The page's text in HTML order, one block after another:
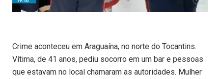
Crime aconteceu em Araguaína, no norte do Tocantins.
Vítima, de 41 anos, pediu socorro em um bar e pessoas
que estavam no local chamaram as autoridades. Mulher